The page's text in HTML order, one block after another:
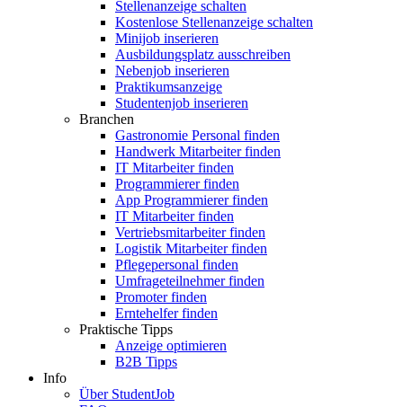
Stellenanzeige schalten
Kostenlose Stellenanzeige schalten
Minijob inserieren
Ausbildungsplatz ausschreiben
Nebenjob inserieren
Praktikumsanzeige
Studentenjob inserieren
Branchen
Gastronomie Personal finden
Handwerk Mitarbeiter finden
IT Mitarbeiter finden
Programmierer finden
App Programmierer finden
IT Mitarbeiter finden
Vertriebsmitarbeiter finden
Logistik Mitarbeiter finden
Pflegepersonal finden
Umfrageteilnehmer finden
Promoter finden
Erntehelfer finden
Praktische Tipps
Anzeige optimieren
B2B Tipps
Info
Über StudentJob